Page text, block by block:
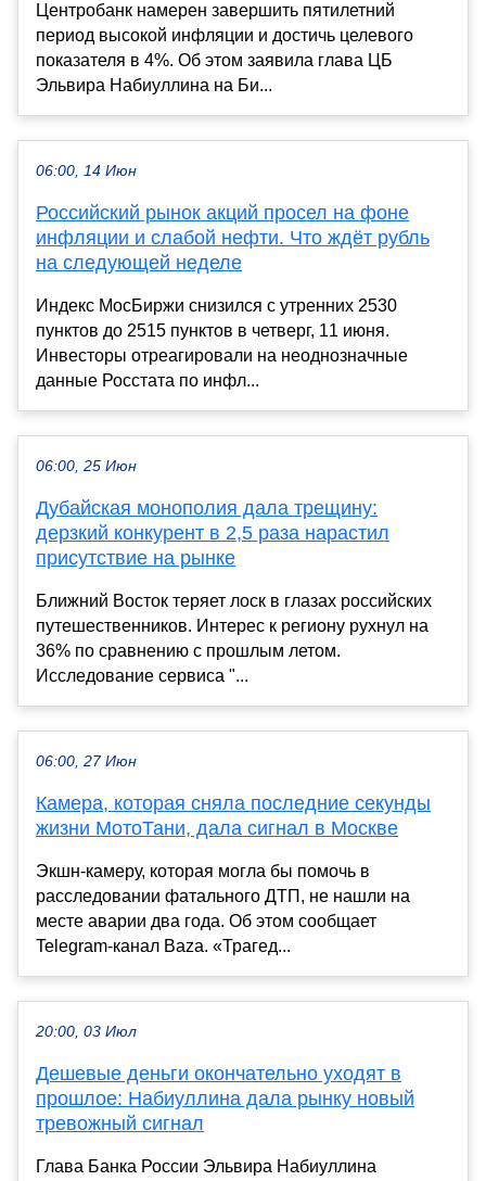
Центробанк намерен завершить пятилетний
период высокой инфляции и достичь целевого
показателя в 4%. Об этом заявила глава ЦБ
Эльвира Набиуллина на Би...
06:00, 14 Июн
Российский рынок акций просел на фоне
инфляции и слабой нефти. Что ждёт рубль
на следующей неделе
Индекс МосБиржи снизился с утренних 2530
пунктов до 2515 пунктов в четверг, 11 июня.
Инвесторы отреагировали на неоднозначные
данные Росстата по инфл...
06:00, 25 Июн
Дубайская монополия дала трещину:
дерзкий конкурент в 2,5 раза нарастил
присутствие на рынке
Ближний Восток теряет лоск в глазах российских
путешественников. Интерес к региону рухнул на
36% по сравнению с прошлым летом.
Исследование сервиса "...
06:00, 27 Июн
Камера, которая сняла последние секунды
жизни МотоТани, дала сигнал в Москве
Экшн-камеру, которая могла бы помочь в
расследовании фатального ДТП, не нашли на
месте аварии два года. Об этом сообщает
Telegram-канал Baza. «Трагед...
20:00, 03 Июл
Дешевые деньги окончательно уходят в
прошлое: Набиуллина дала рынку новый
тревожный сигнал
Глава Банка России Эльвира Набиуллина